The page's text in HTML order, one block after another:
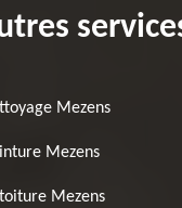
Mezens
Mezens
Mezens